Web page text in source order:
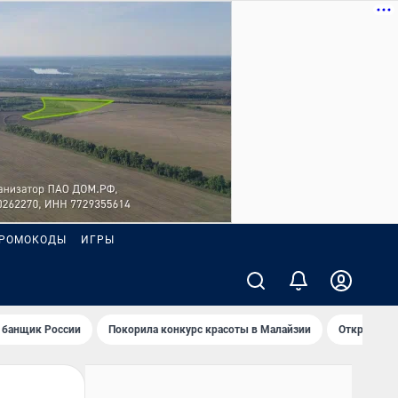
ИГРЫ
России Покорила конкурс красоты в Малайзии Открыл